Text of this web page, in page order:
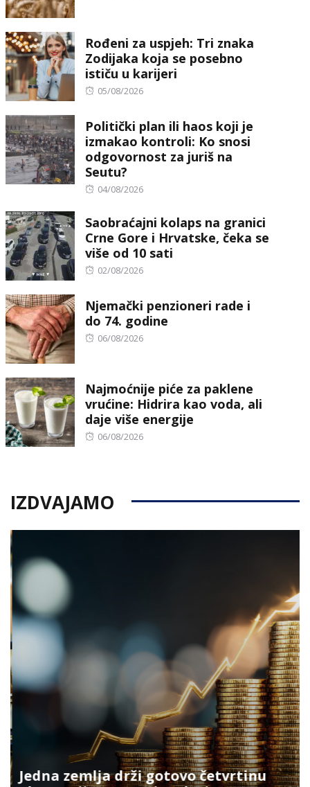
Rođeni za uspjeh: Tri znaka
Zodijaka koja se posebno
ističu u karijeri
Posted
05/08/2026
Politički plan ili haos koji je
izmakao kontroli: Ko snosi
odgovornost za juriš na
Seutu?
Posted
04/08/2026
Saobraćajni kolaps na granici
Crne Gore i Hrvatske, čeka se
više od 10 sati
Posted
02/08/2026
Njemački penzioneri rade i
do 74. godine
Posted
06/08/2026
Najmoćnije piće za paklene
vrućine: Hidrira kao voda, ali
daje više energije
Posted
06/08/2026
IZDVAJAMO
Jedna zemlja drži gotovo četvrtinu